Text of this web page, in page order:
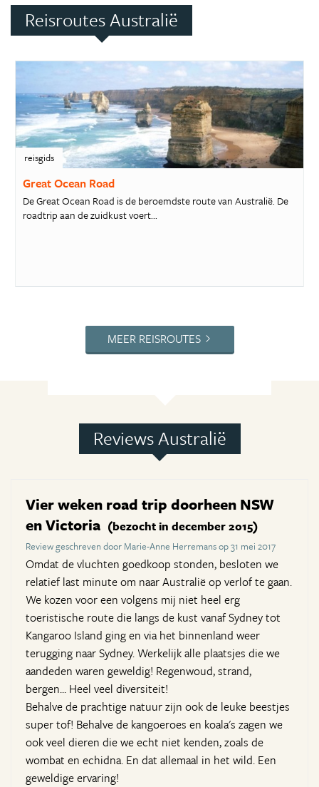
Reisroutes Australië
reisgids
Great Ocean Road
De Great Ocean Road is de beroemdste route van Australië. De
roadtrip aan de zuidkust voert...
MEER REISROUTES
Reviews Australië
Vier weken road trip doorheen NSW
en Victoria (bezocht in december 2015)
Review geschreven door Marie-Anne Herremans op 31 mei 2017
Omdat de vluchten goedkoop stonden, besloten we
relatief last minute om naar Australië op verlof te gaan.
We kozen voor een volgens mij niet heel erg
toeristische route die langs de kust vanaf Sydney tot
Kangaroo Island ging en via het binnenland weer
terugging naar Sydney. Werkelijk alle plaatsjes die we
aandeden waren geweldig! Regenwoud, strand,
bergen... Heel veel diversiteit!
Behalve de prachtige natuur zijn ook de leuke beestjes
super tof! Behalve de kangoeroes en koala's zagen we
ook veel dieren die we echt niet kenden, zoals de
wombat en echidna. En dat allemaal in het wild. Een
geweldige ervaring!